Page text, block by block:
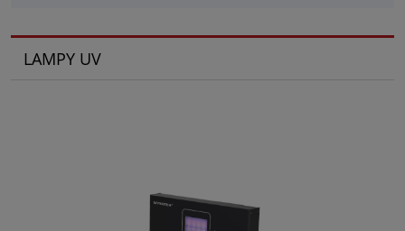
LAMPY UV